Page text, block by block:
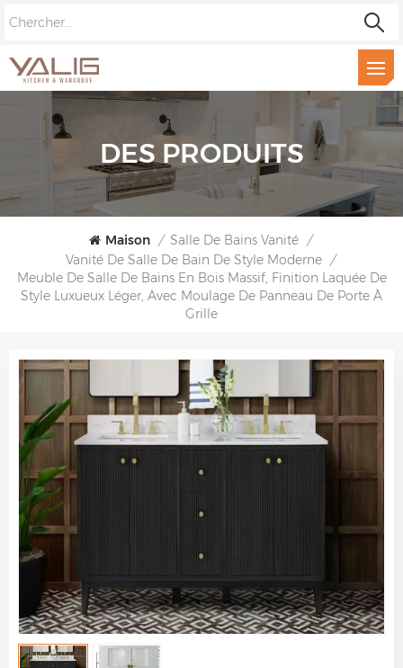
DES PRODUITS
Maison / Salle De Bains Vanité /
Vanité De Salle De Bain De Style Moderne /
Meuble De Salle De Bains En Bois Massif, Finition Laquée De
Style Luxueux Léger, Avec Moulage De Panneau De Porte À
Grille